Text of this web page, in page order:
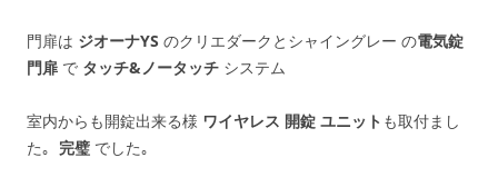
門扉は ジオーナYS のクリエダークとシャイングレー の電気錠
門扉 で タッチ&ノータッチ システム
室内からも開錠出来る様 ワイヤレス 開錠 ユニット も取付まし
た｡ 完璧 でした｡